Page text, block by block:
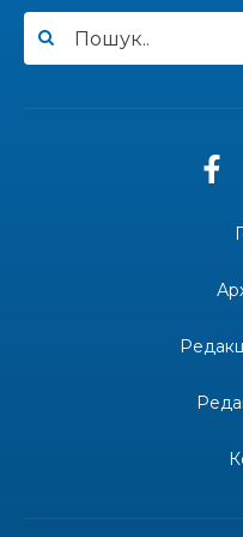
30 лип
«Дві музи» у
Одна з
професійним